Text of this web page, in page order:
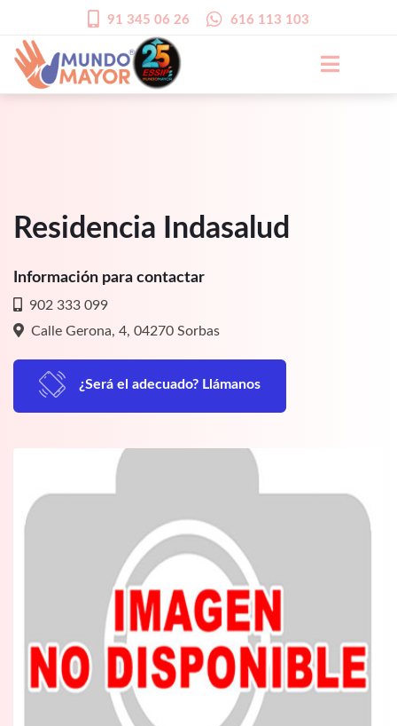
91 345 06 26 616 113 103
Residencia Indasalud
Información para contactar
902 333 099
Calle Gerona, 4, 04270 Sorbas
¿Será el adecuado? Llámanos